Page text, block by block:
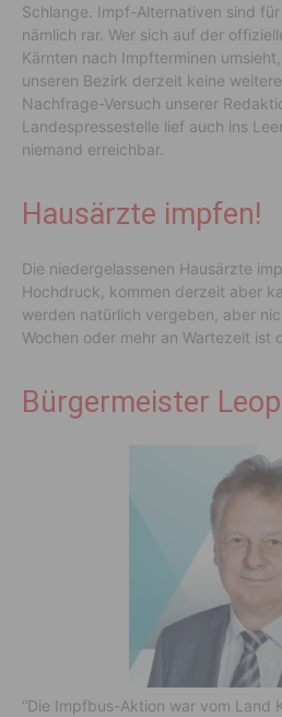
Schlange. Impf-Alternativen sind
nämlich rar. Wer sich auf der
Kärnten nach Impfterminen
unseren Bezirk derzeit keine
Nachfrage-Versuch unserer
Landespressestelle lief auch ins
niemand erreichbar.
Hausärzte impfen!
Die niedergelassenen Hausärzte
Hochdruck, kommen derzeit aber
werden natürlich vergeben, aber
Wochen oder mehr an Wartezeit ist
Bürgermeister
“Die Impfbus-Aktion war vom Land